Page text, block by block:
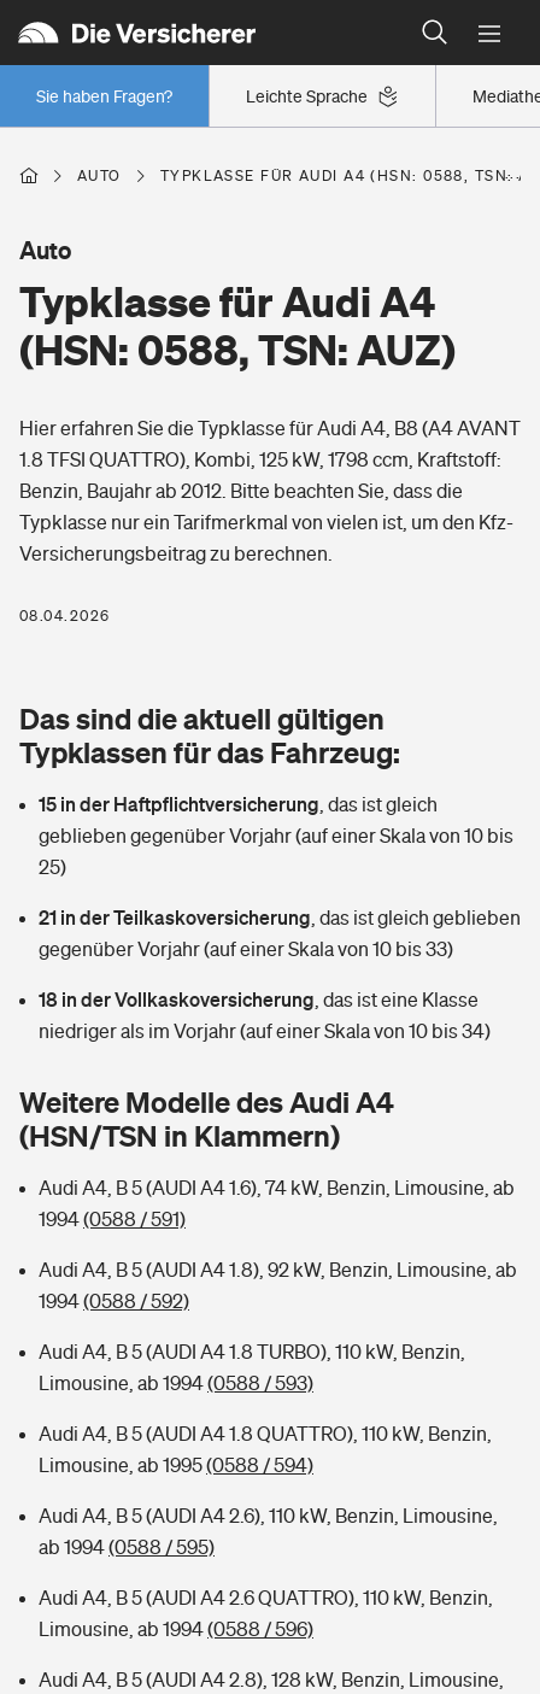
Leichte Sprache
Sie haben Fragen?
Wer versichert was: Jetzt Versicherer finden
Regionalklassen: So ist Ihre Region eingestuft
Wer versichert was: Jetzt Versicherer finden
Berufsunfähigkeitsversicherung
Erwerbsunfähigkeitsversicherung
Grundfähigkeitsversicherung
Arbeitsrechtsschutz
Berufshaftpflichtversicherung
Zur Übersicht
Tools
Wer versichert was: Jetzt Versicherer finden
Sie haben Fragen?
Wohnen
Elementarversicherung
Glasversicherung
Mietkautionsversicherung
Restkreditversicherung
Hochwasser-Check: Wie gefährdet ist Ihr Haus?
Wer versichert was: Jetzt Versicherer finden
Sie haben Fragen?
Freizeit
Pri­vate Haft­pflicht­
Kinderunfall­ver­si­che­rung
Kinderinvalidität
Hundehalter-Haftpflicht
Private Cyberversicherung
Musikinstrumentenversicherung
Zur Übersicht
Tools
Kinderunfall-Check: Mehr Sicherheit für deine Kids
Sie haben Fragen?
Gesundheit
Private Krankenversicherung
Dread-Disease-Versicherung
Tierkrankenversicherung
Zur Übersicht
Tools
Wer versichert was: Jetzt Versicherer finden
Sie haben Fragen?
Rentenrechner: Wie viel Geld bekomme ich im Alter?
AUTO TYPKLASSE FÜR AUDI A4 (HSN: 0588, TSN:
Typklasse für Audi A4
(HSN: 0588, TSN: AUZ)
Auto
Hier erfahren Sie die Typklasse für Audi A4, B8 (A4 AVANT
1.8 TFSI QUATTRO), Kombi, 125 kW, 1798 ccm, Kraftstoff:
Benzin, Baujahr ab 2012. Bitte beachten Sie, dass die
Typklasse nur ein Tarifmerkmal von vielen ist, um den Kfz-
Versicherungsbeitrag zu berechnen.
08.04.2026
Das sind die aktuell gültigen
Typklassen für das Fahrzeug:
15 in der Haftpflichtversicherung das ist gleich
geblieben gegenüber Vorjahr (auf einer Skala von 10 bis
25)
21 in der Teilkaskoversicherung das ist gleich geblieben
gegenüber Vorjahr (auf einer Skala von 10 bis 33)
18 in der Vollkaskoversicherung das ist eine Klasse
niedriger als im Vorjahr (auf einer Skala von 10 bis 34)
Weitere Modelle des Audi A4
(HSN/TSN in Klammern)
Audi A4, B 5 (AUDI A4 1.6), 74 kW, Benzin, Limousine, ab
1994(0588 / 591)
Audi A4, B 5 (AUDI A4 1.8), 92 kW, Benzin, Limousine, ab
1994(0588 / 592)
Audi A4, B 5 (AUDI A4 1.8 TURBO), 110 kW, Benzin,
Limousine, ab 1994(0588 / 593)
Audi A4, B 5 (AUDI A4 1.8 QUATTRO), 110 kW, Benzin,
Limousine, ab 1995(0588 / 594)
Audi A4, B 5 (AUDI A4 2.6), 110 kW, Benzin, Limousine,
ab 1994(0588 / 595)
Audi A4, B 5 (AUDI A4 2.6 QUATTRO), 110 kW, Benzin,
Limousine, ab 1994(0588 / 596)
Audi A4, B 5 (AUDI A4 2.8), 128 kW, Benzin, Limousine,